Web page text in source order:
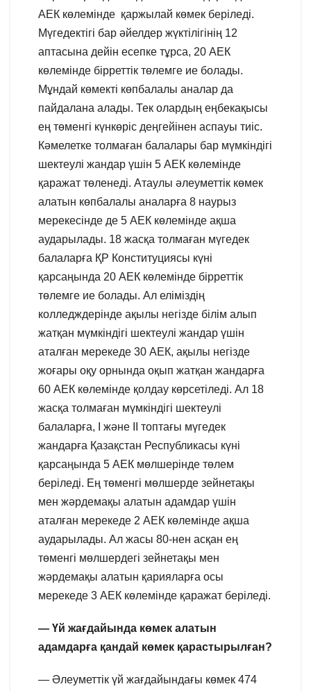
АЕК көлемінде қаржылай көмек беріледі.
Мүгедектігі бар әйелдер жүктілігінің 12
аптасына дейін есепке тұрса, 20 АЕК
көлемінде бірреттік төлемге ие болады.
Мұндай көмекті көпбалалы аналар да
пайдалана алады. Тек олардың еңбекақысы
ең төменгі күнкөріс деңгейінен аспауы тиіс.
Кәмелетке толмаған балалары бар мүмкіндігі
шектеулі жандар үшін 5 АЕК көлемінде
қаражат төленеді. Атаулы әлеуметтік көмек
алатын көпбалалы аналарға 8 наурыз
мерекесінде де 5 АЕК көлемінде ақша
аударылады. 18 жасқа толмаған мүгедек
балаларға ҚР Конституциясы күні
қарсаңында 20 АЕК көлемінде бірреттік
төлемге ие болады. Ал еліміздің
колледждерінде ақылы негізде білім алып
жатқан мүмкіндігі шектеулі жандар үшін
аталған мерекеде 30 АЕК, ақылы негізде
жоғары оқу орнында оқып жатқан жандарға
60 АЕК көлемінде қолдау көрсетіледі. Ал 18
жасқа толмаған мүмкіндігі шектеулі
балаларға, I және II топтағы мүгедек
жандарға Қазақстан Республикасы күні
қарсаңында 5 АЕК мөлшерінде төлем
беріледі. Ең төменгі мөлшерде зейнетақы
мен жәрдемақы алатын адамдар үшін
аталған мерекеде 2 АЕК көлемінде ақша
аударылады. Ал жасы 80-нен асқан ең
төменгі мөлшердегі зейнетақы мен
жәрдемақы алатын қарияларға осы
мерекеде 3 АЕК көлемінде қаражат беріледі.
— Үй жағдайында көмек алатын
адамдарға қандай көмек қарастырылған?
— Әлеуметтік үй жағдайындағы көмек 474